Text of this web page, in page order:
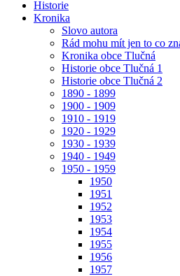
Historie
Kronika
Slovo autora
Rád mohu mít jen to co
Kronika obce Tlučná
Historie obce Tlučná 1
Historie obce Tlučná 2
1890 - 1899
1900 - 1909
1910 - 1919
1920 - 1929
1930 - 1939
1940 - 1949
1950 - 1959
1950
1951
1952
1953
1954
1955
1956
1957